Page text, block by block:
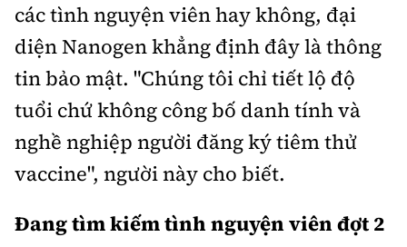
các tình nguyện viên hay không, đại
diện Nanogen khẳng định đây là thông
tin bảo mật. "Chúng tôi chỉ tiết lộ độ
tuổi chứ không công bố danh tính và
nghề nghiệp người đăng ký tiêm thử
vaccine", người này cho biết.
Đang tìm kiếm tình nguyện viên đợt 2